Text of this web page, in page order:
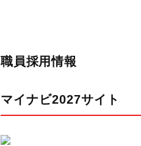
職員採用情報
マイナビ2027サイト